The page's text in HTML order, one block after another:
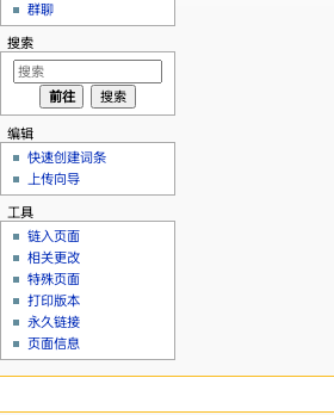
群聊
搜索
编辑
快速创建词条
上传向导
工具
链入页面
相关更改
特殊页面
打印版本
永久链接
页面信息